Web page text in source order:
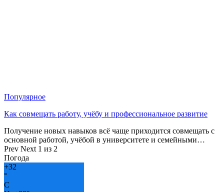
Популярное
Как совмещать работу, учёбу и профессиональное развитие
Получение новых навыков всё чаще приходится совмещать с
основной работой, учёбой в университете и семейными…
Prev Next 1 из 2
Погода
+32
°
C